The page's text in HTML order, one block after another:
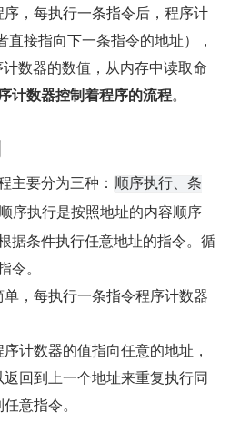
，每执行一条指令后，程序计
接指向下一条指令的地址），
数器的数值，从内存中读取命
计数器控制着程序的流程。
主要分为三种： 顺序执行、条
序执行是按照地址的内容顺序
据条件执行任意地址的指令。循
。
，每执行一条指令程序计数器
计数器的值指向任意的地址，
回到上一个地址来重复执行同
意指令。